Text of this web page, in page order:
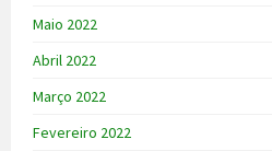
Maio 2022
Abril 2022
Março 2022
Fevereiro 2022